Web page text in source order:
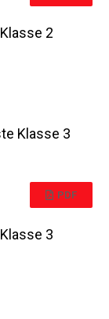
2
Klasse 3
PDF
3